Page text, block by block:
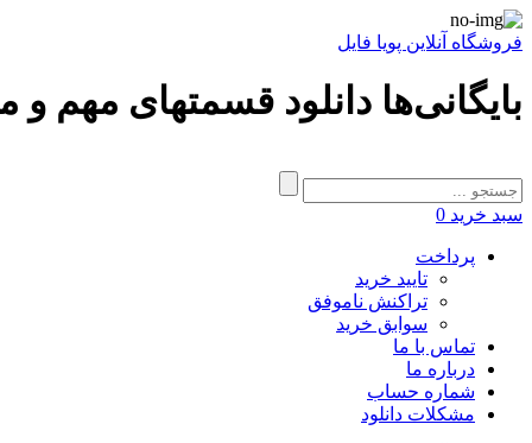
فروشگاه آنلاین پویا فایل
بایگانی‌ها دانلود قسمتهای مهم و
سبد خرید 0
پرداخت
تایید خرید
تراکنش ناموفق
سوابق خرید
تماس با ما
درباره ما
شماره حساب
مشکلات دانلود